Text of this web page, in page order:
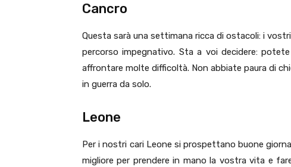
Cancro
Questa sarà una settimana ricca di ostacoli: i
percorso impegnativo. Sta a voi decidere:
affrontare molte difficoltà. Non abbiate paura di
in guerra da solo.
Leone
Per i nostri cari Leone si prospettano buone
migliore per prendere in mano la vostra vita e